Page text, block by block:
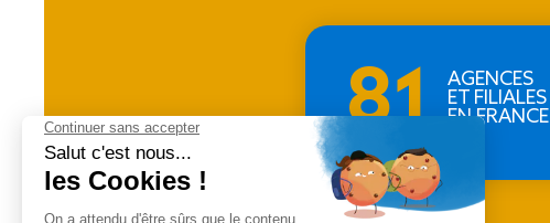
81
AGENCES
ET FILIALES
EN FRANCE